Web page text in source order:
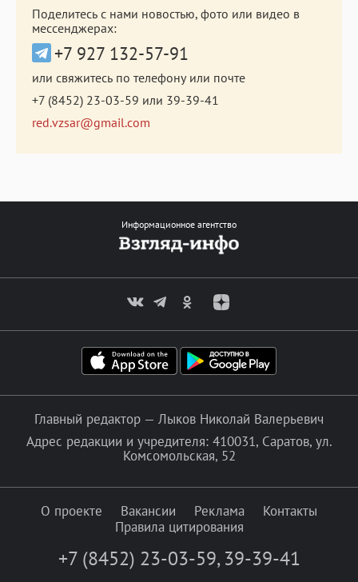
Поделитесь с нами новостью, фото или видео в
мессенджерах:
+7 927 132-57-91
или свяжитесь по телефону или почте
+7 (8452) 23-03-59 или 39-39-41
red.vzsar@gmail.com
Информационное агентство
Главный редактор — Лыков Николай Валерьевич
Адрес редакции и учредителя: 410031, Саратов, ул.
Комсомольская, 52
О проекте Вакансии Реклама
Контакты
Правила цитирования
+7 (8452) 23-03-59, 39-39-41